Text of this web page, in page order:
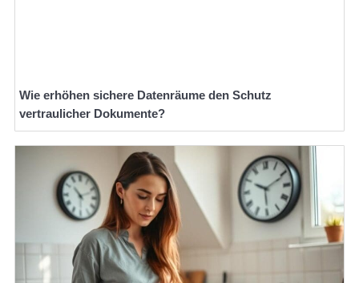
Wie erhöhen sichere Datenräume den Schutz
vertraulicher Dokumente?